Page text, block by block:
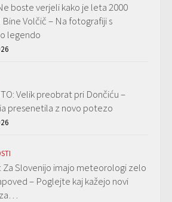
boste verjeli kako je leta 2000
Volčič – Na fotografiji s
legendo
Velik preobrat pri Dončiću –
presenetila z novo potezo
Za Slovenijo imajo meteorologi zelo
– Poglejte kaj kažejo novi